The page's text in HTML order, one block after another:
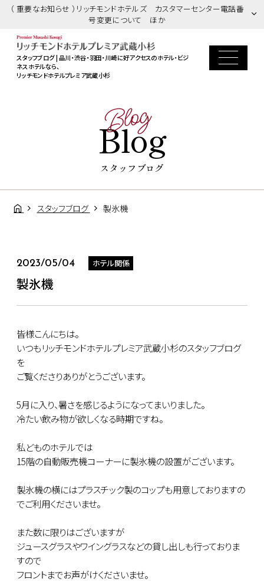
（ 重要なお知らせ ）リッチモンドホテルズ カスタマーセンター電話番
号変更について ほか
スタッフブログ | 品川・渋谷・羽田・川崎に好アクセスのホテル・ビジ
ネスホテルなら、
リッチモンドホテルプレミア武蔵小杉
Blog
Blog
スタッフブログ
スタッフブログ 製氷機
2023/05/04 ホテル関係
製氷機
皆様こんにちは。
いつもリッチモンドホテルプレミア武蔵小杉のスタッフブログ
を
ご覧くださりありがとうございます。
5月に入り、暑さを感じるようになってまいりました。
冷たい飲み物が欲しくなる時期ですね。
私どものホテルでは
15階の自動販売機コーナーに製氷機の設置がございます。
製氷機の横にはプラスチック製のコップも用意しておりますの
でご利用くださいませ。
また数に限りはございますが
ジュースグラスやワイングラスなどの貸し出しも行っておりま
すので
フロントまでお声がけくださいませ。